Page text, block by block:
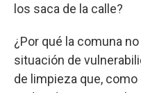
los saca de la calle?
¿Por qué la comuna
situación de
de limpieza que,